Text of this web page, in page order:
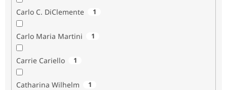
Carlo C. DiClemente 1
Carlo Maria Martini 1
Carrie Cariello 1
Catharina Wilhelm 1